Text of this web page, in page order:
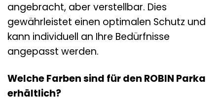
angebracht, aber verstellbar. Dies
gewährleistet einen optimalen Schutz und
kann individuell an Ihre Bedürfnisse
angepasst werden.
Welche Farben sind für den ROBIN Parka
erhältlich?